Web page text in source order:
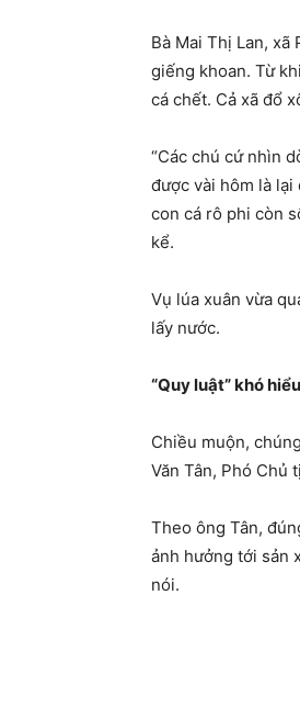
Bà Mai Thị Lan,
giếng khoan. Từ
cá chết. Cả xã đổ
“Các chú cứ nhìn
được vài hôm là
con cá rô phi còn
kể.
Vụ lúa xuân vừa
lấy nước.
“Quy luật” khó hiểu
Chiều muộn,
Văn Tân, Phó Chủ
Theo ông Tân,
ảnh hưởng tới sản
nói.